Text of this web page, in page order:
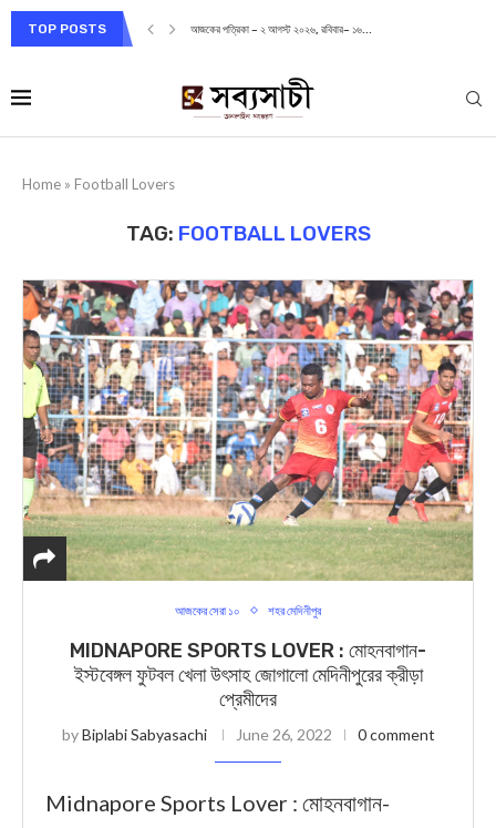
TOP POSTS আজকের পত্রিকা – ২ আগস্ট ২০২৬, রবিবার– ১৬...
Home » Football Lovers
TAG: FOOTBALL LOVERS
আজকের সেরা ১০ শহর মেদিনীপুর
MIDNAPORE SPORTS LOVER : মোহনবাগান-
ইস্টবেঙ্গল ফুটবল খেলা উৎসাহ জোগালো মেদিনীপুরের ক্রীড়া
প্রেমীদের
byBiplabi Sabyasachi June 26, 2022 0 comment
Midnapore Sports Lover : মোহনবাগান-